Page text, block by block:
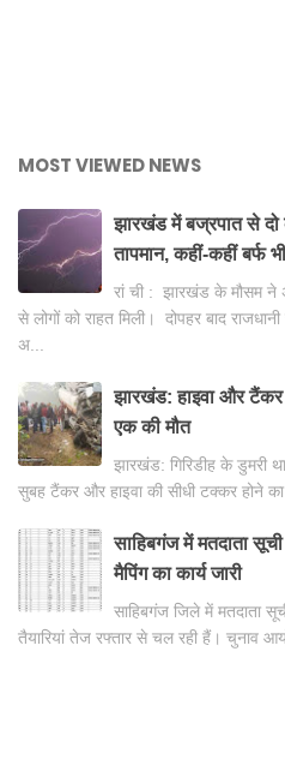
MOST VIEWED NEWS
झारखंड में बज्रपात से दो
तापमान, कहीं-कहीं बर्फ
रां ची : झारखंड के मौसम
से लोगों को राहत मिली। दोपहर बाद
अ...
झारखंड: हाइवा और
एक की मौत
झारखंड: गिरिडीह के डुमरी
सुबह टैंकर और हाइवा की सीधी टक्कर होने
साहिबगंज में मतदाता
मैपिंग का कार्य जारी
साहिबगंज जिले में मतदाता
तैयारियां तेज रफ्तार से चल रही हैं। चुनाव